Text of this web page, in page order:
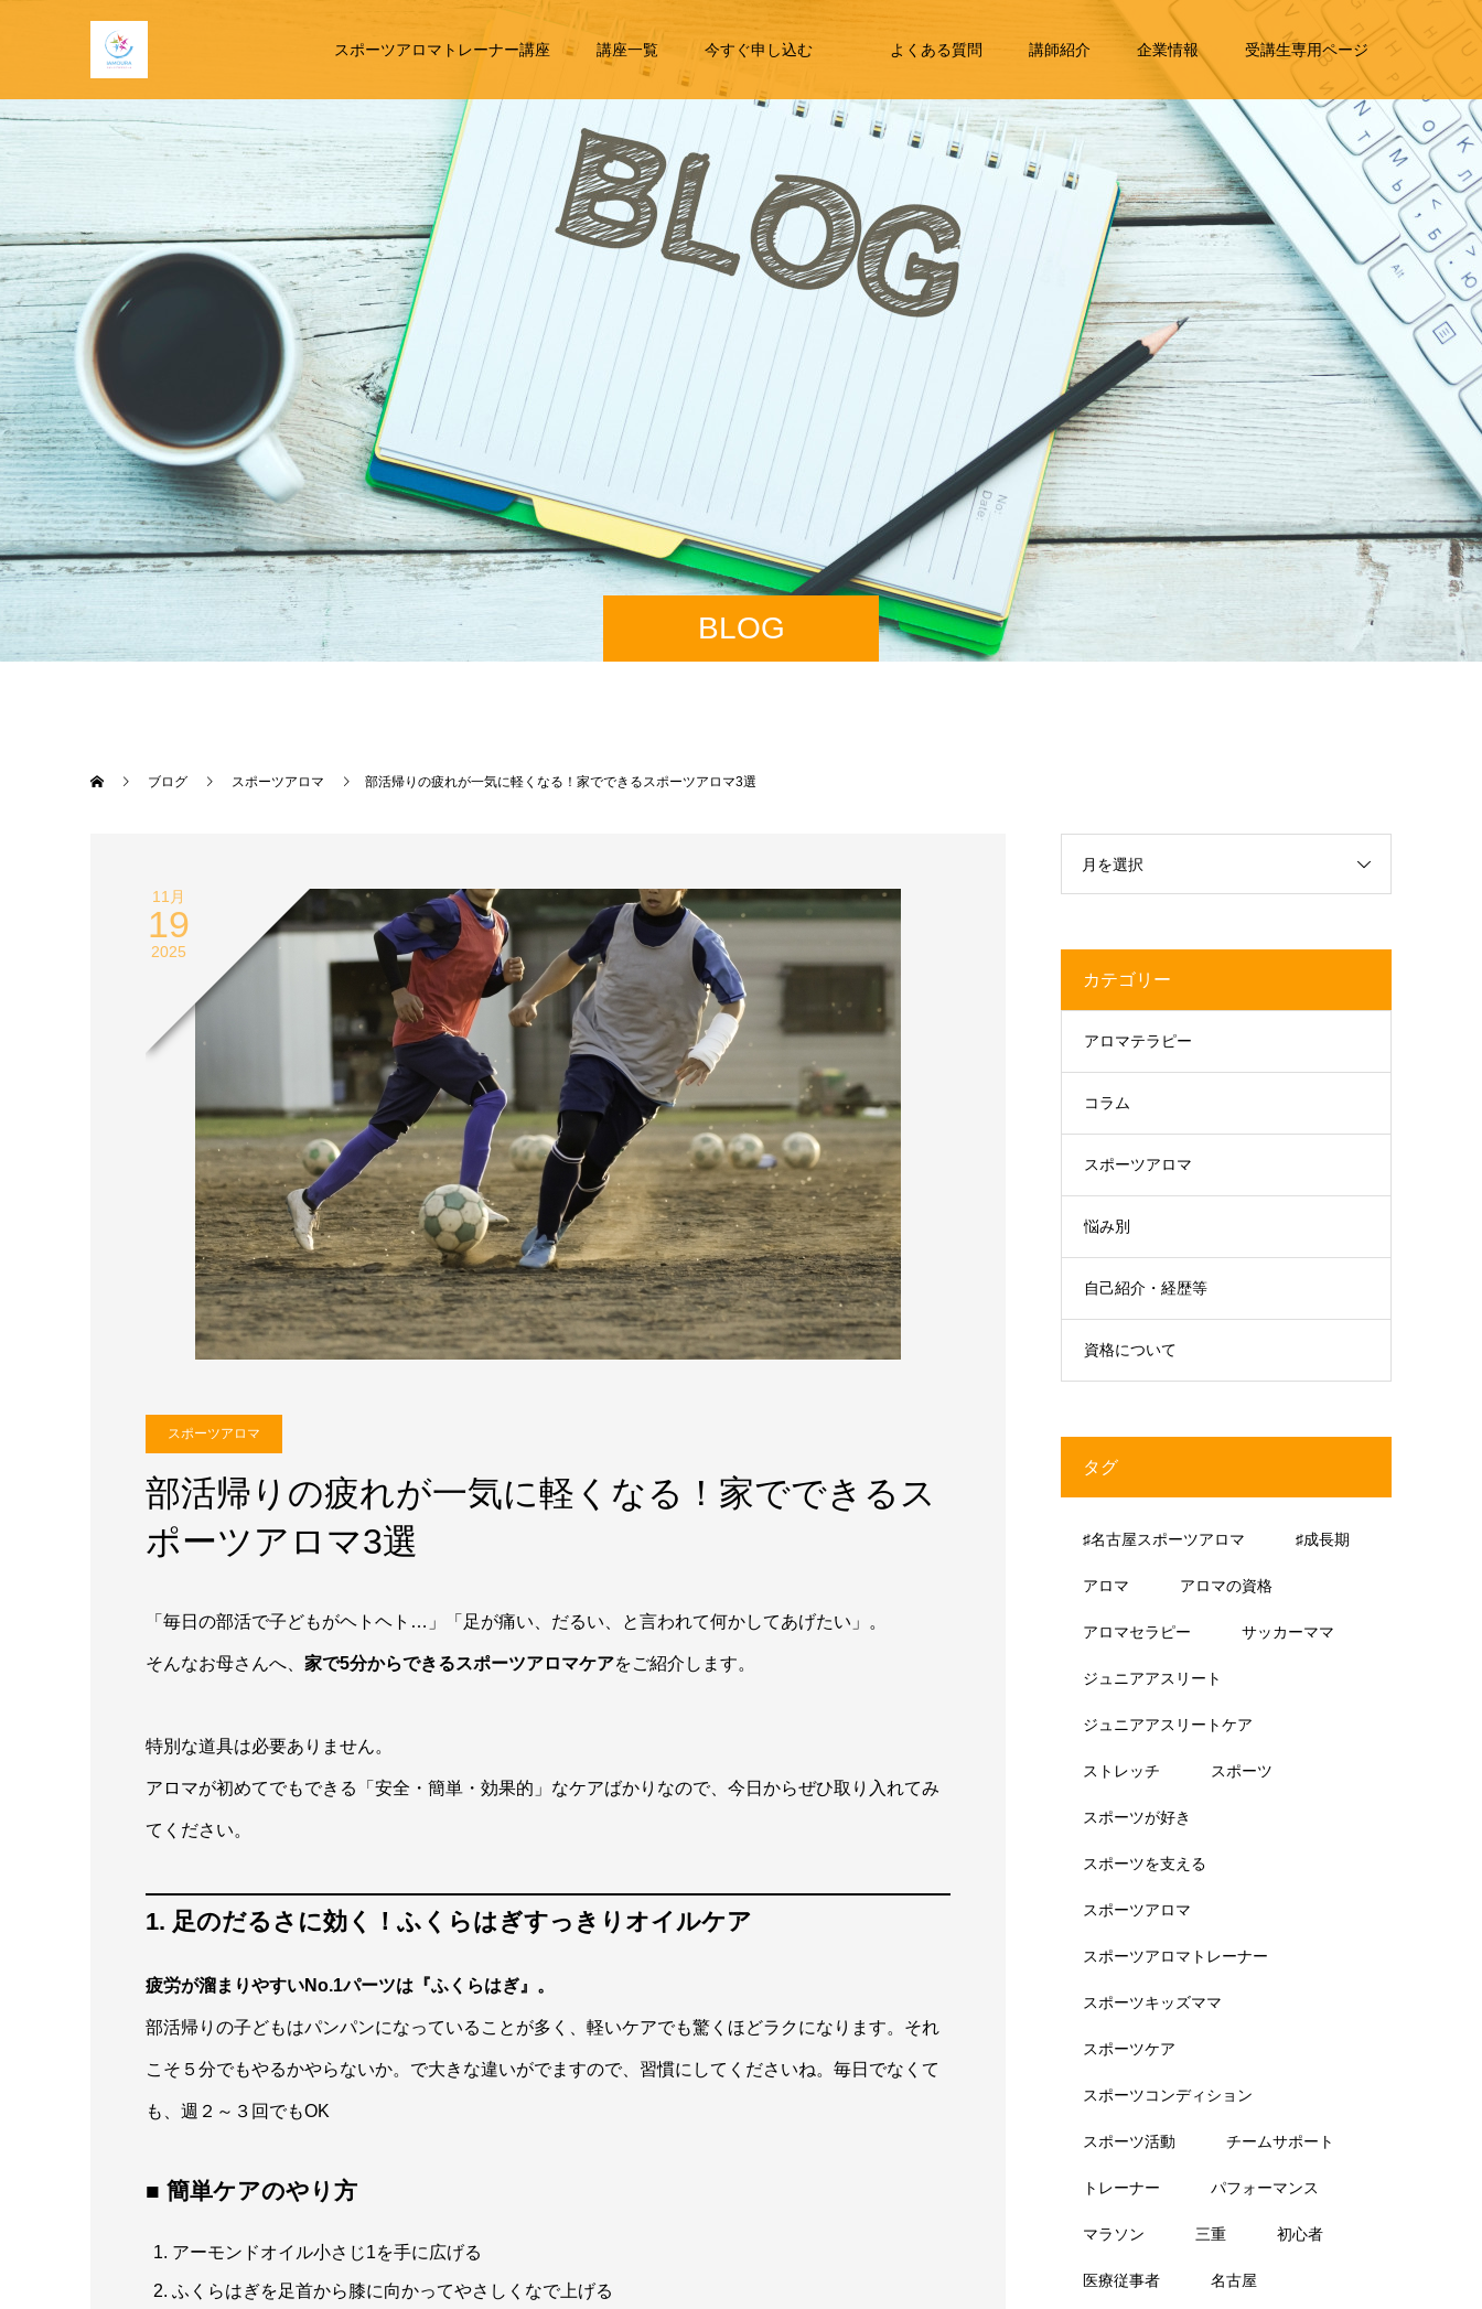
スポーツアロマトレーナー講座 講座一覧 今すぐ申し込む よくある質問 講師紹介 企業情報 受講生専用ページ
BLOG
ブログ スポーツアロマ 部活帰りの疲れが一気に軽くなる！家でできるスポーツアロマ3選
11月
19
2025
スポーツアロマ
部活帰りの疲れが一気に軽くなる！家でできるス
ポーツアロマ3選
「毎日の部活で子どもがヘトヘト…」「足が痛い、だるい、と言われて何かしてあげたい」。
そんなお母さんへ、 家で5分からできるスポーツアロマケアをご紹介します。
特別な道具は必要ありません。
アロマが初めてでもできる「安全・簡単・効果的」なケアばかりなので、今日からぜひ取り入れてみ
てください。
1. 足のだるさに効く！ふくらはぎすっきりオイルケア
疲労が溜まりやすいNo.1パーツは『ふくらはぎ』。
部活帰りの子どもはパンパンになっていることが多く、軽いケアでも驚くほどラクになります。それ
こそ５分でもやるかやらないか。で大きな違いがでますので、習慣にしてくださいね。毎日でなくて
も、週２～３回でもOK
■ 簡単ケアのやり方
アーモンドオイル小さじ1を手に広げる
ふくらはぎを足首から膝に向かってやさしくなで上げる
月を選択
カテゴリー
アロマテラピー
コラム
スポーツアロマ
悩み別
自己紹介・経歴等
資格について
タグ
♯名古屋スポーツアロマ ♯成長期
アロマ アロマの資格
アロマセラピー サッカーママ
ジュニアアスリート
ジュニアアスリートケア
ストレッチ スポーツ
スポーツが好き
スポーツを支える
スポーツアロマ
スポーツアロマトレーナー
スポーツキッズママ
スポーツケア
スポーツコンディション
スポーツ活動 チームサポート
トレーナー パフォーマンス
マラソン 三重 初心者
医療従事者 名古屋